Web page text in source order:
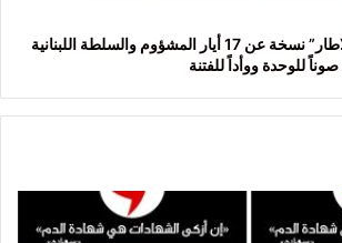
“القومي”: “اتفاق الاطار” نسخة عن 17 أيار المشؤوم والسلطة اللبنانية
للوحدة ووأداً للفتنة